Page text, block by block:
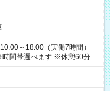
～18:00（実働7時間）
間帯選べます ※休憩60分